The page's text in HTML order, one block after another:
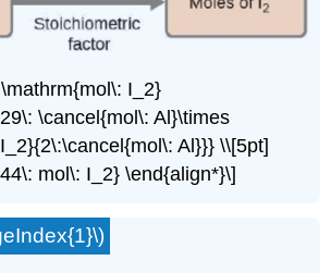
I_2}
\cancel{mol\: Al}\times
Al}}} \\[5pt]
mol\: I_2} \end{align*}\]